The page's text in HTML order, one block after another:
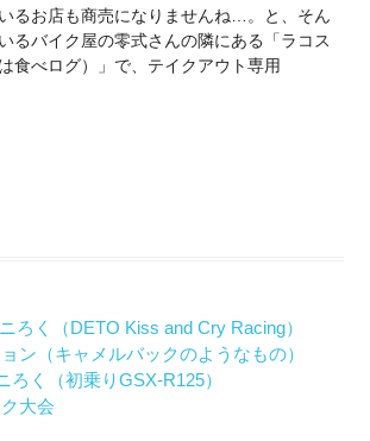
るお店も商売になりませんね…。と、そん
るバイク屋の零式さんの隣にある「ラコス
食べログ）」で、テイクアウト専用
ろく（DETO Kiss and Cry Racing）
ン（キャメルバックのようなもの）
ろく（初乗りGSX-R125）
大会